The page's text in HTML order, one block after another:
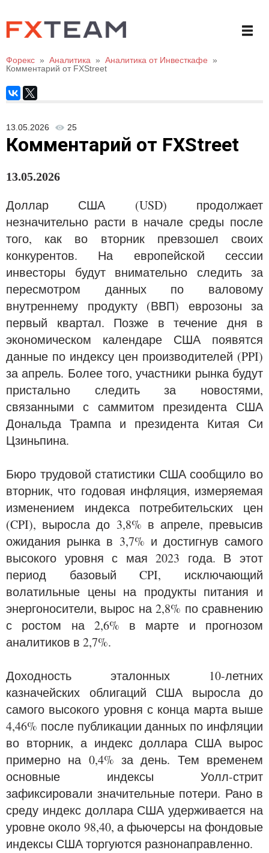
Форекс » Аналитика » Аналитика от Инвесткафе »
Комментарий от FXStreet
13.05.2026 25
Комментарий от FXStreet
13.05.2026
Доллар США (USD) продолжает
незначительно расти в начале среды после
того, как во вторник превзошел своих
конкурентов. На европейской сессии
инвесторы будут внимательно следить за
пересмотром данных по валовому
внутреннему продукту (ВВП) еврозоны за
первый квартал. Позже в течение дня в
экономическом календаре США появятся
данные по индексу цен производителей (PPI)
за апрель. Более того, участники рынка будут
пристально следить за новостями,
связанными с саммитом президента США
Дональда Трампа и президента Китая Си
Цзиньпина.
Бюро трудовой статистики США сообщило во
вторник, что годовая инфляция, измеряемая
изменением индекса потребительских цен
(CPI), выросла до 3,8% в апреле, превысив
ожидания рынка в 3,7% и достигнув самого
высокого уровня с мая 2023 года. В этот
период базовый CPI, исключающий
волатильные цены на продукты питания и
энергоносители, вырос на 2,8% по сравнению
с ростом на 2,6% в марте и прогнозом
аналитиков в 2,7%.
Доходность эталонных 10-летних
казначейских облигаций США выросла до
самого высокого уровня с конца марта выше
4,46% после публикации данных по инфляции
во вторник, а индекс доллара США вырос
примерно на 0,4% за день. Тем временем
основные индексы Уолл-стрит
зафиксировали значительные потери. Рано в
среду индекс доллара США удерживается на
уровне около 98,40, а фьючерсы на фондовые
индексы США торгуются разнонаправленно.